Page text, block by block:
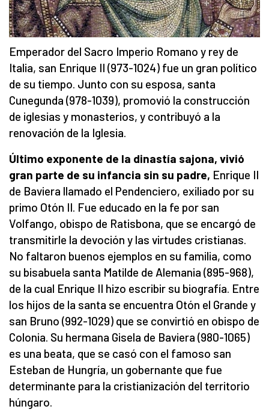
Emperador del Sacro Imperio Romano y rey de
Italia, san Enrique II (973-1024) fue un gran político
de su tiempo. Junto con su esposa, santa
Cunegunda (978-1039), promovió la construcción
de iglesias y monasterios, y contribuyó a la
renovación de la Iglesia.
Último exponente de la dinastía sajona, vivió
gran parte de su infancia sin su padre, Enrique II
de Baviera llamado el Pendenciero, exiliado por su
primo Otón II. Fue educado en la fe por san
Volfango, obispo de Ratisbona, que se encargó de
transmitirle la devoción y las virtudes cristianas.
No faltaron buenos ejemplos en su familia, como
su bisabuela santa Matilde de Alemania (895-968),
de la cual Enrique II hizo escribir su biografía. Entre
los hijos de la santa se encuentra Otón el Grande y
san Bruno (992-1029) que se convirtió en obispo de
Colonia. Su hermana Gisela de Baviera (980-1065)
es una beata, que se casó con el famoso san
Esteban de Hungría, un gobernante que fue
determinante para la cristianización del territorio
húngaro.